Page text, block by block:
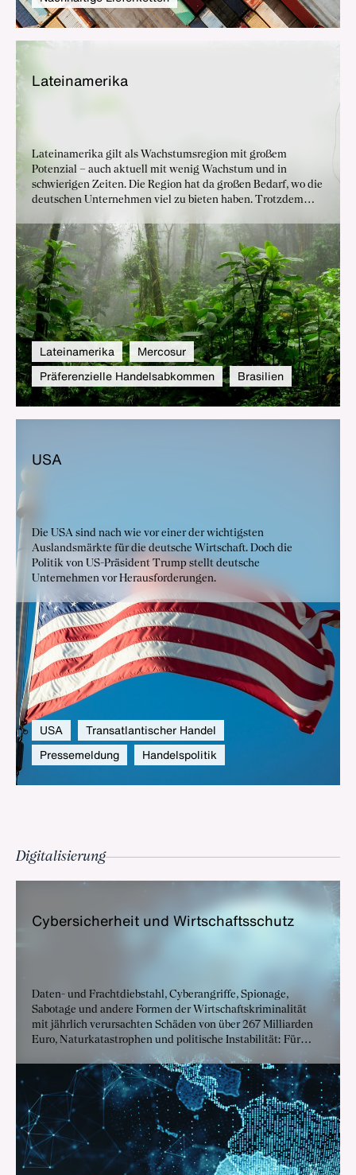
La­tein­ame­ri­ka
Lateinamerika gilt als Wachstumsregion mit großem
Potenzial – auch aktuell mit wenig Wachstum und in
schwierigen Zeiten. Die Region hat da großen Bedarf, wo die
deutschen Unternehmen viel zu bieten haben. Trotzdem
Region weit unter seinen Möglichkeiten. Verbesserte
Rahmenbedingungen und neue Handelsabkommen könnten
wichtige Impulse für einen Ausbau der
Wirtschaftsbeziehungen geben.
Lateinamerika
Mercosur
Präferenzielle Handelsabkommen
Brasilien
USA
Die USA sind nach wie vor einer der wichtigsten
Auslandsmärkte für die deutsche Wirtschaft. Doch die
Politik von US-Präsident Trump stellt deutsche
Unternehmen vor Herausforderungen.
USA
Transatlantischer Handel
Pressemeldung
Handelspolitik
Digitalisierung
Cy­ber­si­cher­heit und Wirt­schafts­schutz
Daten- und Frachtdiebstahl, Cyberangriffe, Spionage,
Sabotage und andere Formen der Wirtschaftskriminalität
mit jährlich verursachten Schäden von über 267 Milliarden
Euro, Naturkatastrophen und politische Instabilität: Für
Deutschlands global vernetzte Industrie sind alle
Dimensionen von Sicherheit entscheidend – analog wie
digital. Wirtschaft und Politik müssen für diese
Herausforderung enger zusammenarbeiten.